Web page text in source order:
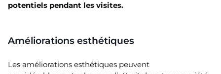
potentiels pendant les visites.
Améliorations esthétiques
Les améliorations esthétiques peuvent